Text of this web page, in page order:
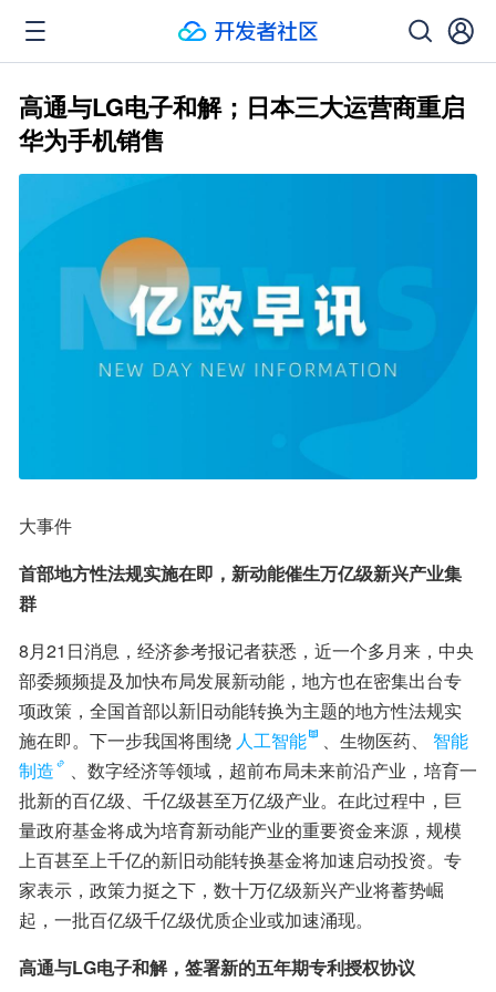
高通与LG电子和解；日本三大运营商重启
华为手机销售
大事件
首部地方性法规实施在即，新动能催生万亿级新兴产业集
群
8月21日消息，经济参考报记者获悉，近一个多月来，中央
部委频频提及加快布局发展新动能，地方也在密集出台专
项政策，全国首部以新旧动能转换为主题的地方性法规实
施在即。下一步我国将围绕 人工智能 、生物医药、
智能
制造
、数字经济等领域，超前布局未来前沿产业，培育一
批新的百亿级、千亿级甚至万亿级产业。在此过程中，巨
量政府基金将成为培育新动能产业的重要资金来源，规模
上百甚至上千亿的新旧动能转换基金将加速启动投资。专
家表示，政策力挺之下，数十万亿级新兴产业将蓄势崛
起，一批百亿级千亿级优质企业或加速涌现。
高通与LG电子和解，签署新的五年期专利授权协议